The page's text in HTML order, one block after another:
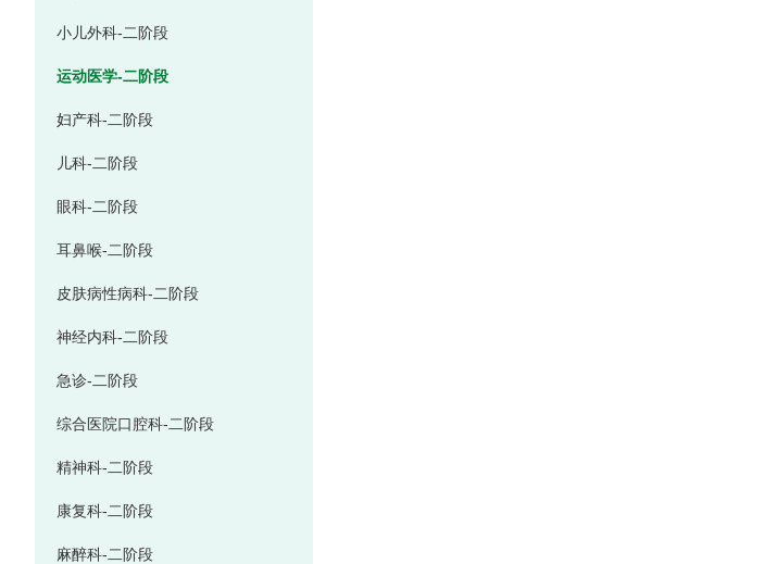
小儿外科-二阶段
运动医学-二阶段
妇产科-二阶段
儿科-二阶段
眼科-二阶段
耳鼻喉-二阶段
皮肤病性病科-二阶段
神经内科-二阶段
急诊-二阶段
综合医院口腔科-二阶段
精神科-二阶段
康复科-二阶段
麻醉科-二阶段